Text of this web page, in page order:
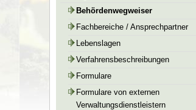
Behördenwegweiser
Fachbereiche / Ansprechpartner
Lebenslagen
Verfahrensbeschreibungen
Formulare
Formulare von externen
Verwaltungsdienstleistern